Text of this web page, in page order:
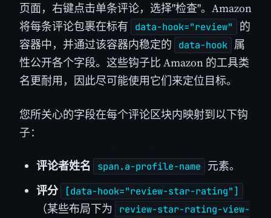
页面，右键点击单条评论，选择"检查"。Amazon
将每条评论包裹在标有
data-hook="review"
的
容器中，并通过该容器内稳定的
data-hook 属
性公开各个字段。这些钩子比 Amazon 的工具类
名更耐用，因此尽可能使用它们来定位目标。
您所关心的字段在每个评论区块内映射到以下钩
子：
评论者姓名 span.a-profile-name
元素。
评分
[data-hook="review-star-rating"]
（某些布局下为
review-star-rating-view-